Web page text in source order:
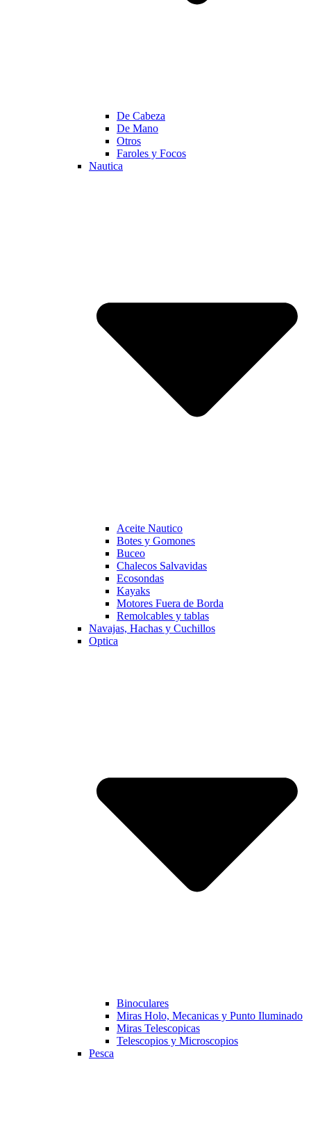
De Cabeza
De Mano
Otros
Faroles y Focos
Nautica
Aceite Nautico
Botes y Gomones
Buceo
Chalecos Salvavidas
Ecosondas
Kayaks
Motores Fuera de Borda
Remolcables y tablas
Navajas, Hachas y Cuchillos
Optica
Binoculares
Miras Holo, Mecanicas y Punto Iluminado
Miras Telescopicas
Telescopios y Microscopios
Pesca